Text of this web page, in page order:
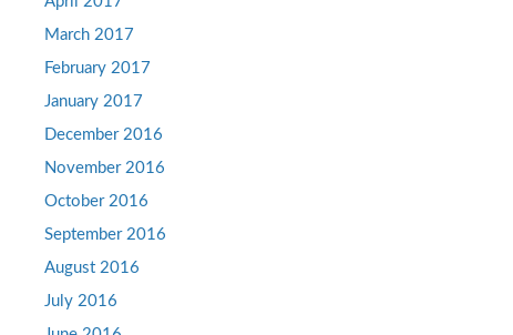
March 2017
February 2017
January 2017
December 2016
November 2016
October 2016
September 2016
August 2016
July 2016